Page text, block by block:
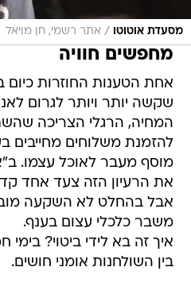
מסעדת אוטוטו / אתר רשמי, חן מויאל
מחפשים חוויה
אחת הטענות החוזרות
שקשה יותר ויותר לגרום
המחיה, הרגלי הצריכה
להזמנת משלוחים מחייבים
מוסף מעבר לאוכל עצמו.
את הרעיון הזה צעד אחד
אבל בהחלט לא השקעה
משבר כלכלי עצום בענף.
איך זה בא לידי ביטוי?
בין השולחנות אומני חושים.